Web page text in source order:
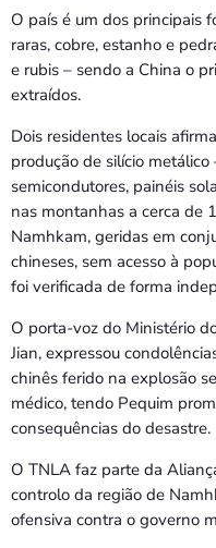
O país é um dos principais
raras, cobre, estanho e
e rubis – sendo a China o
extraídos.
Dois residentes locais
produção de silício
semicondutores, painéis
nas montanhas a cerca de
Namhkam, geridas em
chineses, sem acesso à
foi verificada de forma
O porta-voz do Ministério
Jian, expressou
chinês ferido na explosão
médico, tendo Pequim
consequências do desastre.
O TNLA faz parte da
controlo da região de
ofensiva contra o governo